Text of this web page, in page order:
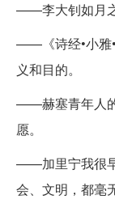
——李大钊如月之
——《诗经•小雅
义和目的。
——赫塞青年人
愿。
——加里宁我很
会、文明，都毫